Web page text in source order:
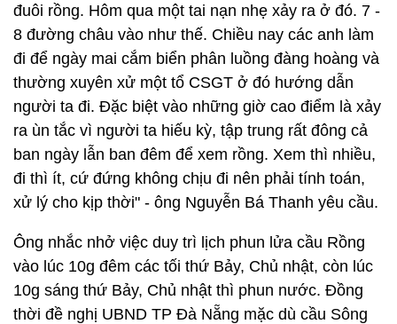
đuôi rồng. Hôm qua một tai nạn nhẹ xảy ra ở đó. 7 -
8 đường châu vào như thế. Chiều nay các anh làm
đi để ngày mai cắm biển phân luồng đàng hoàng và
thường xuyên xử một tổ CSGT ở đó hướng dẫn
người ta đi. Đặc biệt vào những giờ cao điểm là xảy
ra ùn tắc vì người ta hiếu kỳ, tập trung rất đông cả
ban ngày lẫn ban đêm để xem rồng. Xem thì nhiều,
đi thì ít, cứ đứng không chịu đi nên phải tính toán,
xử lý cho kịp thời" - ông Nguyễn Bá Thanh yêu cầu.
Ông nhắc nhở việc duy trì lịch phun lửa cầu Rồng
vào lúc 10g đêm các tối thứ Bảy, Chủ nhật, còn lúc
10g sáng thứ Bảy, Chủ nhật thì phun nước. Đồng
thời đề nghị UBND TP Đà Nẵng mặc dù cầu Sông